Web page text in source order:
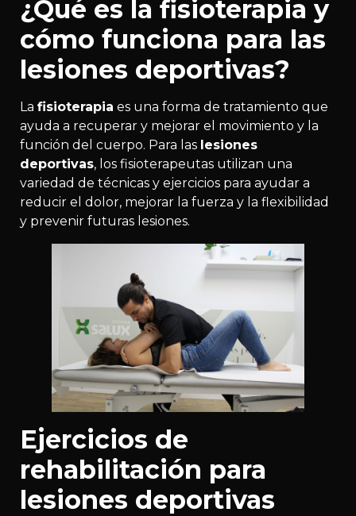
¿Qué es la fisioterapia y
cómo funciona para las
lesiones deportivas?
La fisioterapia es una forma de tratamiento que
ayuda a recuperar y mejorar el movimiento y la
función del cuerpo. Para las lesiones
deportivas, los fisioterapeutas utilizan una
variedad de técnicas y ejercicios para ayudar a
reducir el dolor, mejorar la fuerza y ​​la flexibilidad
y prevenir futuras lesiones.
Ejercicios de
rehabilitación para
lesiones deportivas